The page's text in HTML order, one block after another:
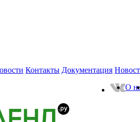
Контакты Документация
О